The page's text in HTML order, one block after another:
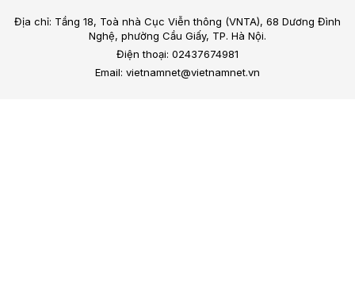
Địa chỉ: Tầng 18, Toà nhà Cục Viễn thông (VNTA), 68 Dương Đình
Nghệ, phường Cầu Giấy, TP. Hà Nội.
Điện thoại: 02437674981
Email: vietnamnet@vietnamnet.vn